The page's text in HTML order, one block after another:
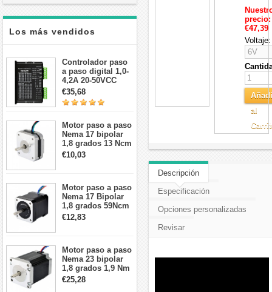
Los más vendidos
Controlador paso
a paso digital 1,0-
4,2A 20-50VCC
para motor paso a
paso Nema 17, 23,
24
€35,68
Motor paso a paso
Nema 17 bipolar
1,8 grados 13 Ncm
1A 3,5 V
42x42x20mm 4
€10,03
Motor paso a paso
Nema 17 Bipolar
1,8 grados 59Ncm
2A 42x48mm 4
cables compatible
€12,83
Motor paso a paso
Nema 23 bipolar
1,8 grados 1,9 Nm
2,8 A 3,2 V
57x57x76mm 4
€25,28
precio:
€47,39
Voltaje:
al
Descripción
Especificación
Opciones personalizadas
Revisar